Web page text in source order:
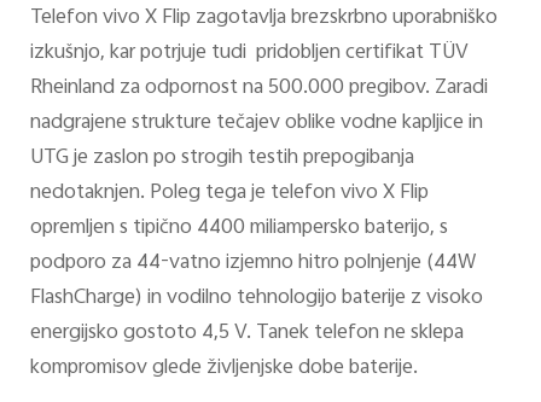
Telefon vivo X Flip zagotavlja brezskrbno uporabniško
izkušnjo, kar potrjuje tudi pridobljen certifikat TÜV
Rheinland za odpornost na 500.000 pregibov. Zaradi
nadgrajene strukture tečajev oblike vodne kapljice in
UTG je zaslon po strogih testih prepogibanja
nedotaknjen. Poleg tega je telefon vivo X Flip
opremljen s tipično 4400 miliampersko baterijo, s
podporo za 44-vatno izjemno hitro polnjenje (44W
FlashCharge) in vodilno tehnologijo baterije z visoko
energijsko gostoto 4,5 V. Tanek telefon ne sklepa
kompromisov glede življenjske dobe baterije.